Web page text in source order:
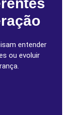
entender
ou evoluir